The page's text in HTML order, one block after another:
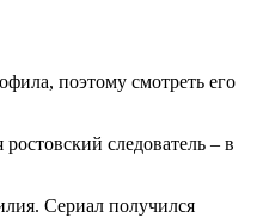
поэтому смотреть его
следователь – в
Сериал получился